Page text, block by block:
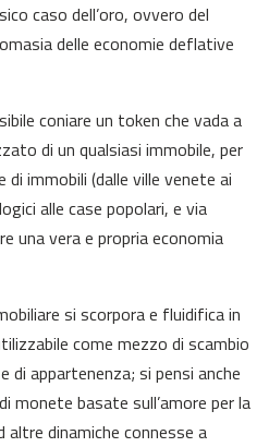
caso dell’oro, ovvero del
delle economie deflative
coniare un token che vada a
di un qualsiasi immobile, per
di immobili (dalle ville venete ai
alle case popolari, e via
una vera e propria economia
si scorpora e fluidifica in
come mezzo di scambio
appartenenza; si pensi anche
monete basate sull’amore per la
altre dinamiche connesse a